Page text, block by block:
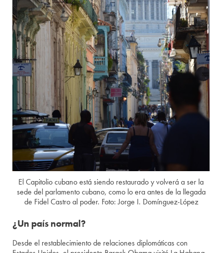
El Capitolio cubano está siendo restaurado y volverá a ser la
sede del parlamento cubano, como lo era antes de la llegada
de Fidel Castro al poder. Foto: Jorge I. Domínguez-López
¿Un país normal?
Desde el restablecimiento de relaciones diplomáticas con